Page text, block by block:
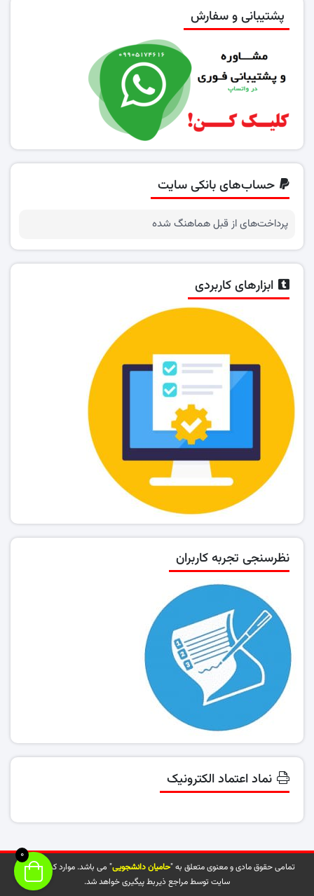
پشتیبانی و سفارش
حساب‌های بانکی سایت
پرداخت‌های از قبل هماهنگ شده
ابزارهای کاربردی
نظرسنجی تجربه کاربران
نماد اعتماد الکترونیک
تمامی حقوق مادی و معنوی متعلق به "حامیان دانشجویی" می باشد. موارد کپی شده از
سایت توسط مراجع ذیربط پیگیری خواهد شد.
0